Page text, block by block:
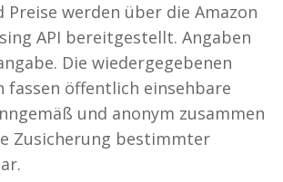
Preise werden über die Amazon
API bereitgestellt. Angaben
Die wiedergegebenen
fassen öffentlich einsehbare
und anonym zusammen
Zusicherung bestimmter